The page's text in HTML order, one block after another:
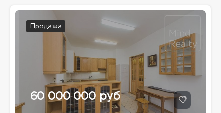
Продажа
60 000 000 руб